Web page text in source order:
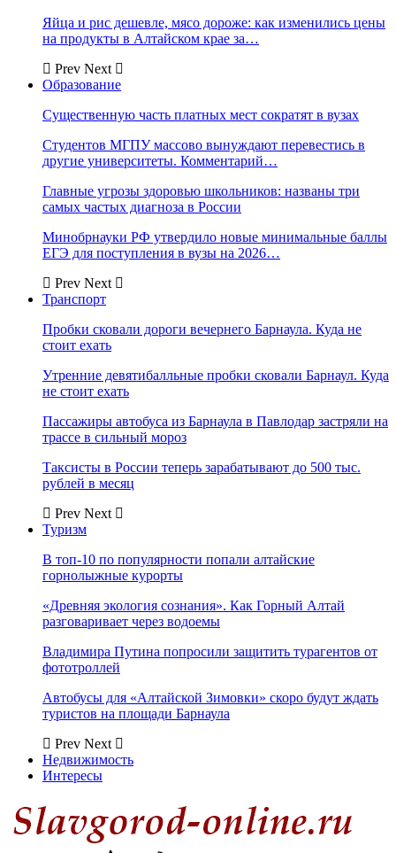
Яйца и рис дешевле, мясо дороже: как изменились цены
на продукты в Алтайском крае за…
Prev Next
Образование
Существенную часть платных мест сократят в вузах
Студентов МГПУ массово вынуждают перевестись в
другие университеты. Комментарий…
Главные угрозы здоровью школьников: названы три
самых частых диагноза в России
Минобрнауки РФ утвердило новые минимальные баллы
ЕГЭ для поступления в вузы на 2026…
Prev Next
Транспорт
Пробки сковали дороги вечернего Барнаула. Куда не
стоит ехать
Утренние девятибалльные пробки сковали Барнаул. Куда
не стоит ехать
Пассажиры автобуса из Барнаула в Павлодар застряли на
трассе в сильный мороз
Таксисты в России теперь зарабатывают до 500 тыс.
рублей в месяц
Prev Next
Туризм
В топ-10 по популярности попали алтайские
горнолыжные курорты
«Древняя экология сознания». Как Горный Алтай
разговаривает через водоемы
Владимира Путина попросили защитить турагентов от
фототроллей
Автобусы для «Алтайской Зимовки» скоро будут ждать
туристов на площади Барнаула
Prev Next
Недвижимость
Интересы